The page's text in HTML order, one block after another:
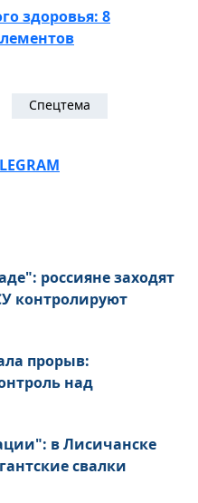
здоровья: 8
Спецтема
россияне заходят
контролируют
прорыв:
над
в Лисичанске
свалки